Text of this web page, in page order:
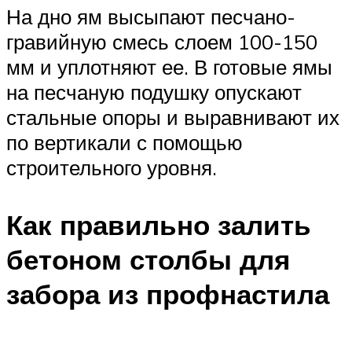
На дно ям высыпают песчано-
гравийную смесь слоем 100-150
мм и уплотняют ее. В готовые ямы
на песчаную подушку опускают
стальные опоры и выравнивают их
по вертикали с помощью
строительного уровня.
Как правильно залить
бетоном столбы для
забора из профнастила